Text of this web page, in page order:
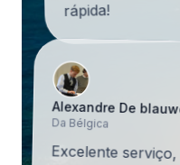
rápida!
Alexandre De
Da Bélgica
Excelente
responder às minhas